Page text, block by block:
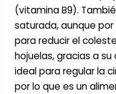
(vitamina B9).
saturada, aunque
para reducir el
hojuelas, gracias a
ideal para regular la
por lo que es un